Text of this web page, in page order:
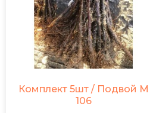
Комплект 5шт / Подвой М
106